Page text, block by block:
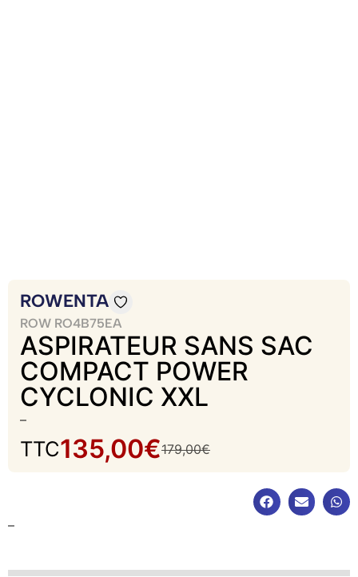
ROWENTA
ROW RO4B75EA
ASPIRATEUR SANS SAC
COMPACT POWER
CYCLONIC XXL
–
179,00€
135,00€
TTC
–